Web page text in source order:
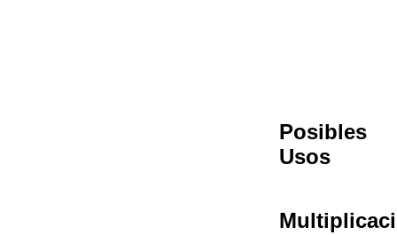
Posibles
Usos